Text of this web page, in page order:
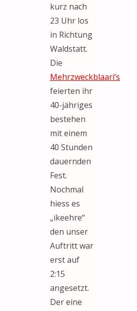
kurz nach
23 Uhr los
in Richtung
Waldstatt.
Die
Mehrzweckblaari’s
feierten ihr
40-jähriges
bestehen
mit einem
40 Stunden
dauernden
Fest.
Nochmal
hiess es
„ikeehre“
den unser
Auftritt war
erst auf
2:15
angesetzt.
Der eine